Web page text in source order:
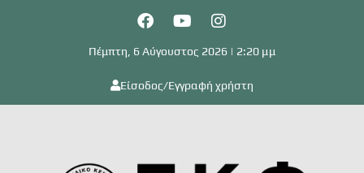
Πέμπτη, 6 Αύγουστος 2026 | 2:20 μμ
Είσοδος/Εγγραφή χρήστη